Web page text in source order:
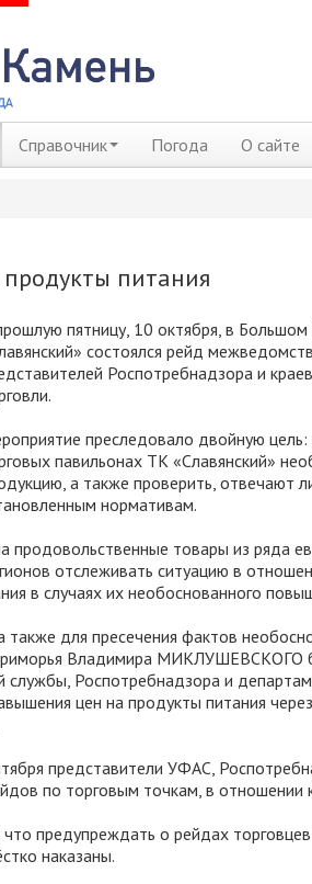
Справочник Погода О сайте
питания
пятницу, 10 октября, в
состоялся рейд
Роспотребнадзора и
преследовало двойную
павильонах ТК «Славянский»
а также проверить, отвечают
нормативам.
товары из ряда
отслеживать ситуацию в
в случаях их необоснованного
для пресечения фактов
Владимира МИКЛУШЕВСКОГО
Роспотребнадзора и
цен на продукты питания
представители УФАС,
по торговым точкам, в
предупреждать о рейдах торговцев
наказаны.